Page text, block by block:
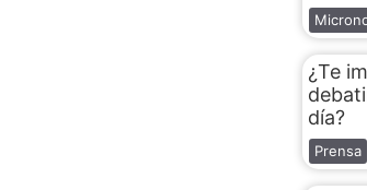
¿Te
día?
Prensa